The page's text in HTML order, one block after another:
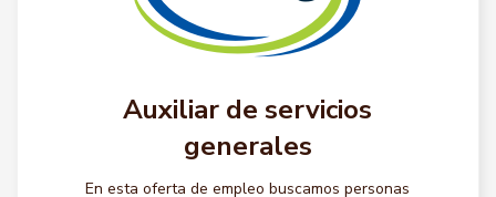
Auxiliar de servicios
generales
En esta oferta de empleo buscamos personas